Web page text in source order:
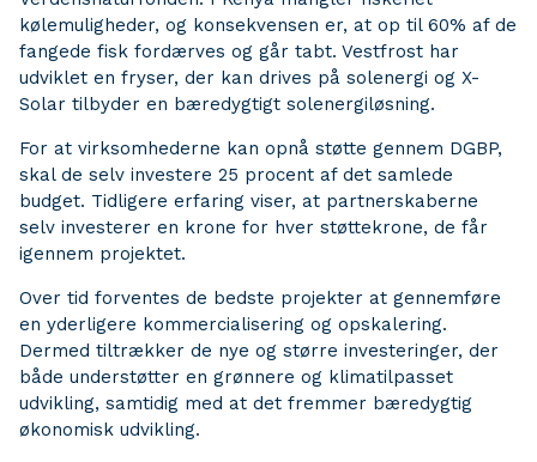
kølemuligheder, og konsekvensen er, at op til 60% af de
fangede fisk fordærves og går tabt. Vestfrost har
udviklet en fryser, der kan drives på solenergi og X-
Solar tilbyder en bæredygtigt solenergiløsning.
For at virksomhederne kan opnå støtte gennem DGBP,
skal de selv investere 25 procent af det samlede
budget. Tidligere erfaring viser, at partnerskaberne
selv investerer en krone for hver støttekrone, de får
igennem projektet.
Over tid forventes de bedste projekter at gennemføre
en yderligere kommercialisering og opskalering.
Dermed tiltrækker de nye og større investeringer, der
både understøtter en grønnere og klimatilpasset
udvikling, samtidig med at det fremmer bæredygtig
økonomisk udvikling.